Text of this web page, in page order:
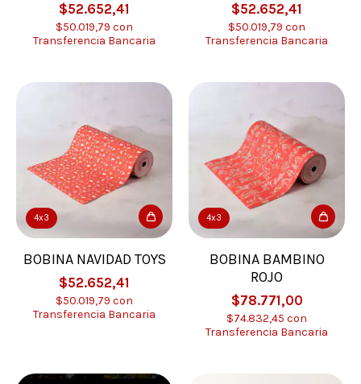
$52.652,41
$50.019,79 con
Transferencia Bancaria
$52.652,41
$50.019,79 con
Transferencia Bancaria
4x3
BOBINA NAVIDAD TOYS
$52.652,41
$50.019,79 con
Transferencia Bancaria
4x3
BOBINA BAMBINO
ROJO
$78.771,00
$74.832,45 con
Transferencia Bancaria